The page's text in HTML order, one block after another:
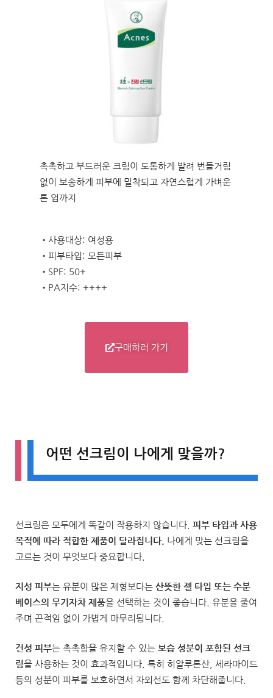
촉촉하고 부드러운 크림이 도톰하게 발려 번들거림
없이 보송하게 피부에 밀착되고 자연스럽게 가벼운
톤 업까지
•사용대상: 여성용
•피부타입: 모든피부
•SPF: 50+
•PA지수: ++++
구매하러 가기
어떤 선크림이 나에게 맞을까?
선크림은 모두에게 똑같이 작용하지 않습니다. 피부 타입과 사용
목적에 따라 적합한 제품이 달라집니다.
나에게 맞는 선크림을
고르는 것이 무엇보다 중요합니다.
지성 피부는 유분이 많은 제형보다는 산뜻한 젤 타입 또는 수분
베이스의 무기자차 제품을 선택하는 것이 좋습니다. 유분을 줄여
주며 끈적임 없이 가볍게 마무리됩니다.
건성 피부는 촉촉함을 유지할 수 있는 보습 성분이 포함된 선크
림을 사용하는 것이 효과적입니다. 특히 히알루론산, 세라마이드
등의 성분이 피부를 보호하면서 자외선도 함께 차단해줍니다.